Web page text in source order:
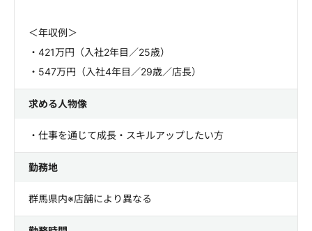
＜年収例＞
・421万円（入社2年目／25歳）
・547万円（入社4年目／29歳／店長）
求める人物像
・仕事を通じて成長・スキルアップしたい方
勤務地
群馬県内※店舗により異なる